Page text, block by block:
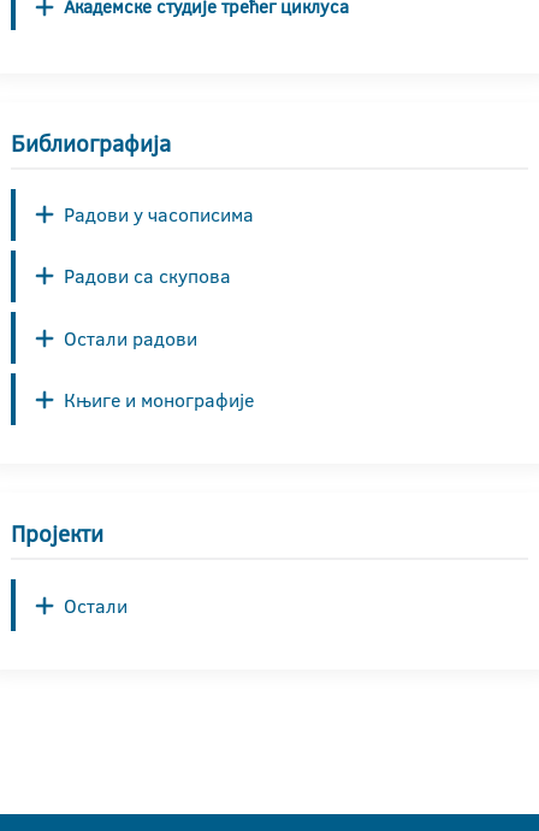
Академске студије трећег циклуса
Библиографија
Радови у часописима
Радови са скупова
Остали радови
Књиге и монографије
Пројекти
Остали